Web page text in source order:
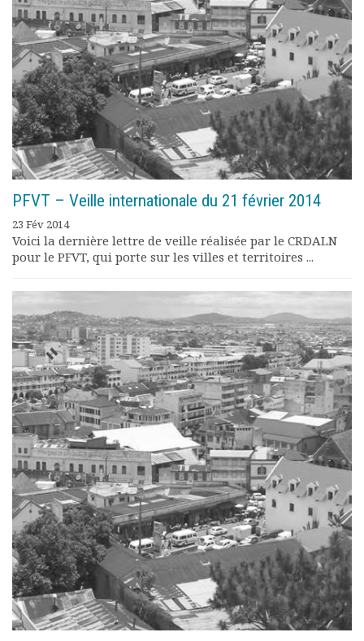
Nous rejoindre
Le bulletin
Présentation du bulletin
Comité de rédaction
Bulletins Villes en
développement
Kiosk
Ressources
Nos actions
Podcast-AdP
Dîners débats
Journées d’études
Concours vidéo
Matinales
Publications et rapports
Documents
Les adhérents
Annuaire
Offres d’emploi
Forum
Actualités
Nous contacter
PFVT – Veille internationale du 21 février 2014
23 Fév 2014
Voici la dernière lettre de veille réalisée par le CRDALN
pour le PFVT, qui porte sur les villes et territoires ...